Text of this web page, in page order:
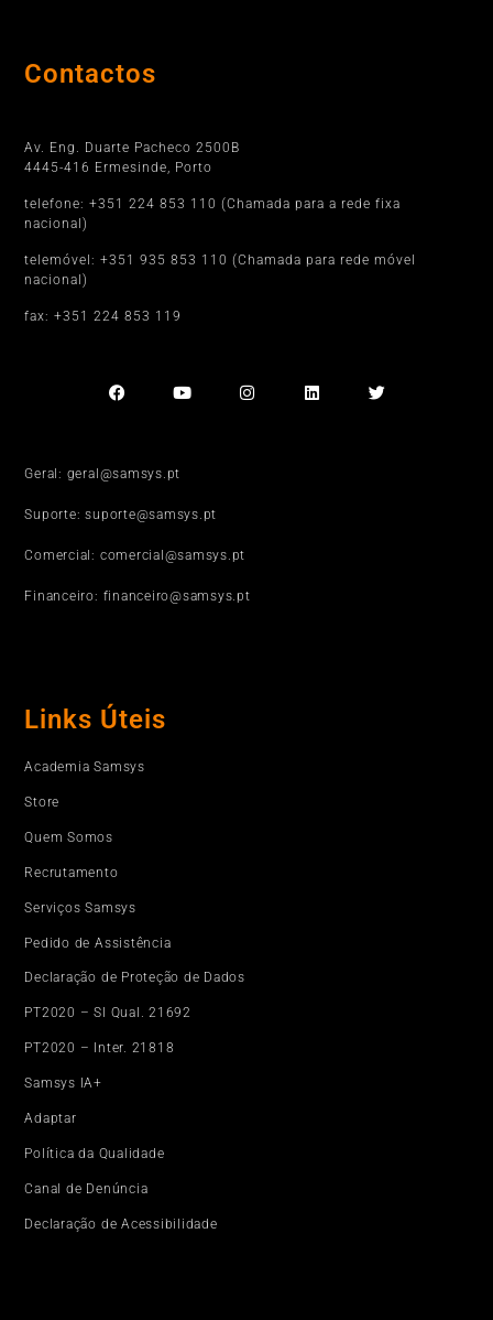
Contactos
Av. Eng. Duarte Pacheco 2500B
4445-416 Ermesinde, Porto
telefone: +351 224 853 110 (Chamada para a rede fixa
nacional)
telemóvel: +351 935 853 110 (Chamada para rede móvel
nacional)
fax: +351 224 853 119
Geral: geral@samsys.pt
Suporte: suporte@samsys.pt
Comercial: comercial@samsys.pt
Financeiro: financeiro@samsys.pt
Links Úteis
Academia Samsys
Store
Quem Somos
Recrutamento
Serviços Samsys
Pedido de Assistência
Declaração de Proteção de Dados
PT2020 – SI Qual. 21692
PT2020 – Inter. 21818
Samsys IA+
Adaptar
Política da Qualidade
Canal de Denúncia
Declaração de Acessibilidade